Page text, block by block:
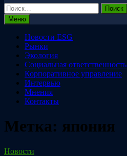
Найти:
Меню
Новости ESG
Рынки
Экология
Социальная ответственность
Корпоративное управление
Интервью
Мнения
Контакты
Метка: япония
Новости